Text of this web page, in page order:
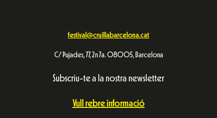
festival@cruillabarcelona.cat
C/ Pujades, 77, 2n 7a. 08005, Barcelona
Subscriu-te a la nostra newsletter
Vull rebre informació